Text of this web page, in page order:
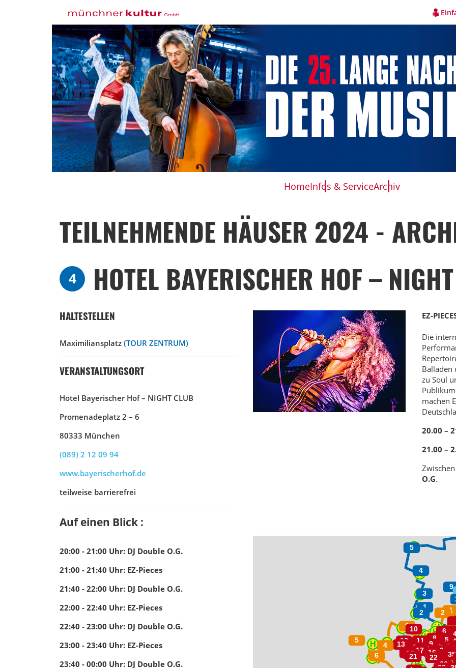
HomeInfos & ServiceArchiv
TEILNEHMENDE HÄUSER 2024 -
4 HOTEL BAYERISCHER HOF –
HALTESTELLEN
Maximiliansplatz (TOUR ZENTRUM)
VERANSTALTUNGSORT
Hotel Bayerischer Hof – NIGHT CLUB
Promenadeplatz 2 – 6
80333 München
(089) 2 12 09 94
www.bayerischerhof.de
teilweise barrierefrei
Auf einen Blick :
20:00 - 21:00 Uhr: DJ Double O.G.
21:00 - 21:40 Uhr: EZ-Pieces
21:40 - 22:00 Uhr: DJ Double O.G.
22:00 - 22:40 Uhr: EZ-Pieces
22:40 - 23:00 Uhr: DJ Double O.G.
23:00 - 23:40 Uhr: EZ-Pieces
23:40 - 00:00 Uhr: DJ Double O.G.
EZ-
Die
Balladen
zu Soul
machen
20.00 –
21.00 –
O.G.